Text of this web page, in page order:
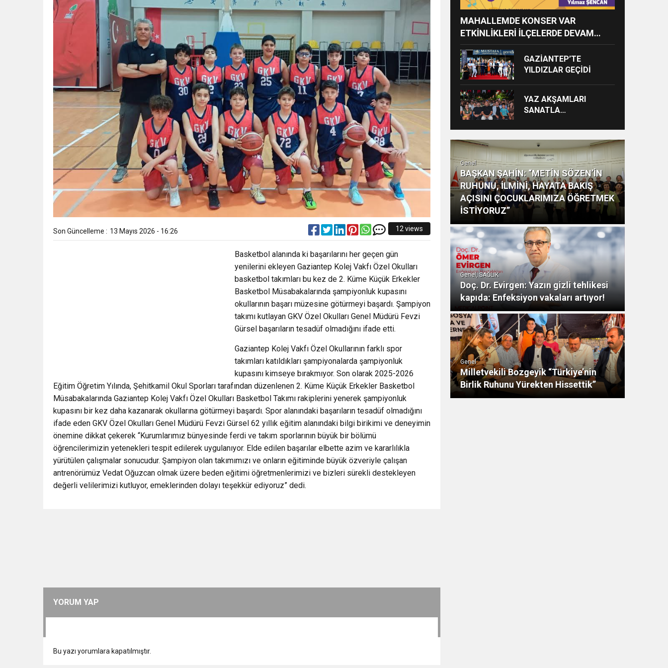
Son Güncelleme : 13 Mayıs 2026 - 16:26 12 views
Basketbol alanında ki başarılarını her geçen gün
yenilerini ekleyen Gaziantep Kolej Vakfı Özel Okulları
basketbol takımları bu kez de 2. Küme Küçük Erkekler
Basketbol Müsabakalarında şampiyonluk kupasını
okullarının başarı müzesine götürmeyi başardı. Şampiyon
takımı kutlayan GKV Özel Okulları Genel Müdürü Fevzi
Gürsel başarıların tesadüf olmadığını ifade etti.
Gaziantep Kolej Vakfı Özel Okullarının farklı spor
takımları katıldıkları şampiyonalarda şampiyonluk
kupasını kimseye bırakmıyor. Son olarak 2025-2026
Eğitim Öğretim Yılında, Şehitkamil Okul Sporları tarafından düzenlenen 2. Küme Küçük Erkekler Basketbol
Müsabakalarında Gaziantep Kolej Vakfı Özel Okulları Basketbol Takımı rakiplerini yenerek şampiyonluk
kupasını bir kez daha kazanarak okullarına götürmeyi başardı. Spor alanındaki başarıların tesadüf olmadığını
ifade eden GKV Özel Okulları Genel Müdürü Fevzi Gürsel 62 yıllık eğitim alanındaki bilgi birikimi ve deneyimin
önemine dikkat çekerek “Kurumlarımız bünyesinde ferdi ve takım sporlarının büyük bir bölümü
öğrencilerimizin yetenekleri tespit edilerek uygulanıyor. Elde edilen başarılar elbette azim ve kararlılıkla
yürütülen çalışmalar sonucudur. Şampiyon olan takımımızı ve onların eğitiminde büyük özveriyle çalışan
antrenörümüz Vedat Oğuzcan olmak üzere beden eğitimi öğretmenlerimizi ve bizleri sürekli destekleyen
değerli velilerimizi kutluyor, emeklerinden dolayı teşekkür ediyoruz” dedi.
YORUM YAP
Bu yazı yorumlara kapatılmıştır.
MAHALLEMDE KONSER VAR
ETKİNLİKLERİ İLÇELERDE DEVAM
EDİYOR
GAZİANTEP’TE
YILDIZLAR GEÇİDİ
YAZ AKŞAMLARI
SANATLA
Genel
BAŞKAN ŞAHİN: “METİN SÖZEN’İN
RUHUNU, İLMİNİ, HAYATA BAKIŞ
AÇISINI ÇOCUKLARIMIZA ÖĞRETMEK
İSTİYORUZ”
Genel, SAĞLIK
Doç. Dr. Evirgen: Yazın gizli tehlikesi
kapıda: Enfeksiyon vakaları artıyor!
Genel
Milletvekili Bozgeyik “Türkiye’nin
Birlik Ruhunu Yürekten Hissettik”